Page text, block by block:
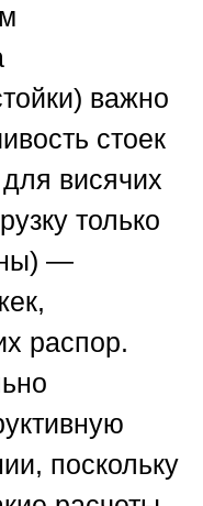
важно
стоек
висячих
только
—
распор.
поскольку